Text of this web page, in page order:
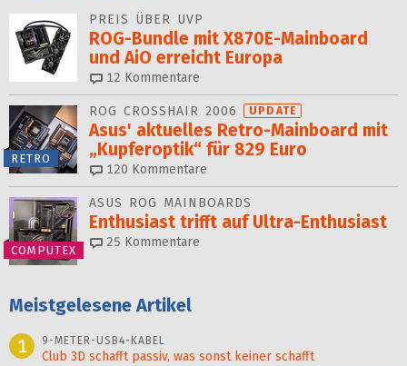
PREIS ÜBER UVP
ROG-Bundle mit X870E-Mainboard
und AiO erreicht Europa
12 Kommentare
RETRO
ROG CROSSHAIR 2006 UPDATE
Asus' aktuelles Retro-Mainboard mit
„Kupferoptik“ für 829 Euro
120 Kommentare
COMPUTEX
ASUS ROG MAINBOARDS
Enthusiast trifft auf Ultra-Enthusiast
25 Kommentare
Meistgelesene Artikel
1
9-METER-USB4-KABEL
Club 3D schafft passiv, was sonst keiner schafft